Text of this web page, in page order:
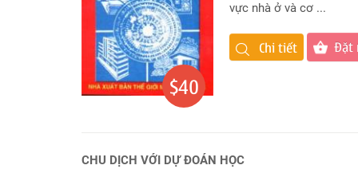
$40
vực nhà ở và cơ ...
Chi tiết Đặt
CHU DỊCH VỚI DỰ ĐOÁN HỌC